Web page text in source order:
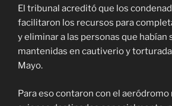
El tribunal acreditó que los
facilitaron los recursos para
y eliminar a las personas que habían
mantenidas en cautiverio y
Mayo.
Para eso contaron con el aeródromo